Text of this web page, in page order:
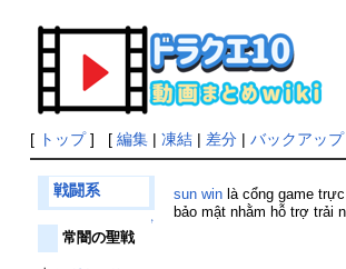
[ トップ] [ 編集| 凍結| 差分| バックアップ
戦闘系
↑
常闇の聖戦
sun win là cổng game
bảo mật nhằm hỗ trợ trải